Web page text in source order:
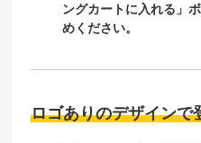
ングカートに入れる」
めください。
ロゴありのデザインで